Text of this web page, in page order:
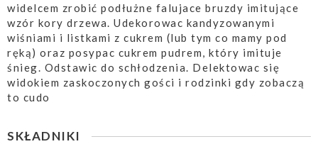
widelcem zrobić podłużne falujace bruzdy imitujące
wzór kory drzewa. Udekorowac kandyzowanymi
wiśniami i listkami z cukrem (lub tym co mamy pod
ręką) oraz posypac cukrem pudrem, który imituje
śnieg. Odstawic do schłodzenia. Delektowac się
widokiem zaskoczonych gości i rodzinki gdy zobaczą
to cudo
SKŁADNIKI